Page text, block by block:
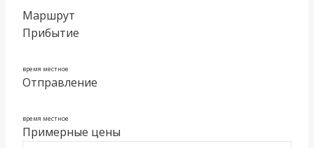
Маршрут
Прибытие
время местное
Отправление
время местное
Примерные цены